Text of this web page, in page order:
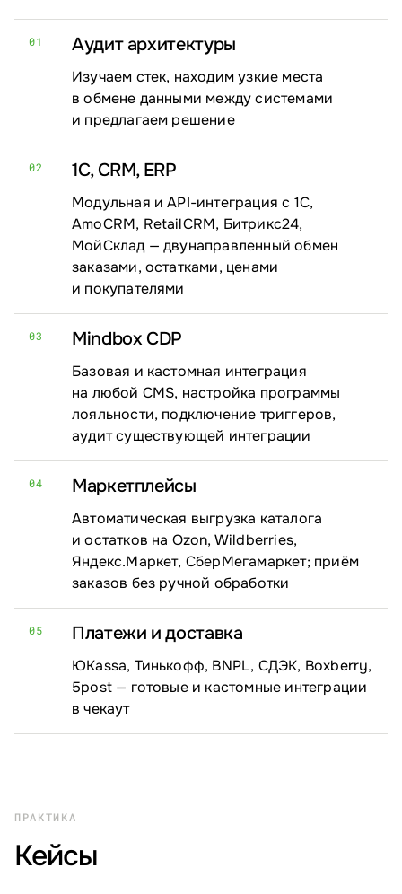
01 Аудит архитектуры
Изучаем стек, находим узкие места
в обмене данными между системами
и предлагаем решение
02 1С, CRM, ERP
Модульная и API-интеграция с 1С,
AmoCRM, RetailCRM, Битрикс24,
МойСклад — двунаправленный обмен
заказами, остатками, ценами
и покупателями
03 Mindbox CDP
Базовая и кастомная интеграция
на любой CMS, настройка программы
лояльности, подключение триггеров,
аудит существующей интеграции
04 Маркетплейсы
Автоматическая выгрузка каталога
и остатков на Ozon, Wildberries,
Яндекс.Маркет, СберМегамаркет; приём
заказов без ручной обработки
05 Платежи и доставка
ЮKassa, Тинькофф, BNPL, СДЭК, Boxberry,
5post — готовые и кастомные интеграции
в чекаут
ПРАКТИКА
Кейсы